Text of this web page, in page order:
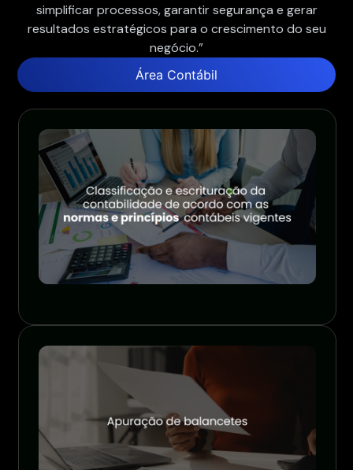
simplificar processos, garantir segurança e gerar
resultados estratégicos para o crescimento do seu
negócio.”
Área Contábil